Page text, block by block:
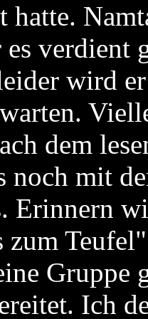
hatte.
verdient
wird
dem
noch mit
Erinnern
Ich